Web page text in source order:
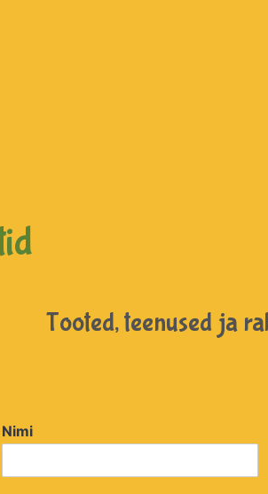
Tooted, teenused ja
Nimi